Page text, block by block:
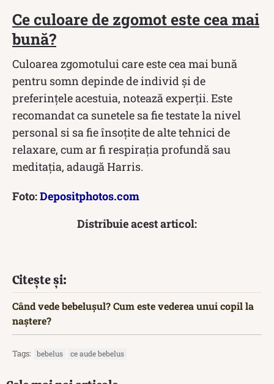
Ce culoare de zgomot este cea mai
bună?
Culoarea zgomotului care este cea mai bună
pentru somn depinde de individ și de
preferințele acestuia, notează experții. Este
recomandat ca sunetele sa fie testate la nivel
personal si sa fie însoțite de alte tehnici de
relaxare, cum ar fi respirația profundă sau
meditația, adaugă Harris.
Foto:Depositphotos.com
Distribuie acest articol:
Citește și:
Când vede bebelușul? Cum este vederea unui copil la
naștere?
Tags: bebelus ce aude bebelus